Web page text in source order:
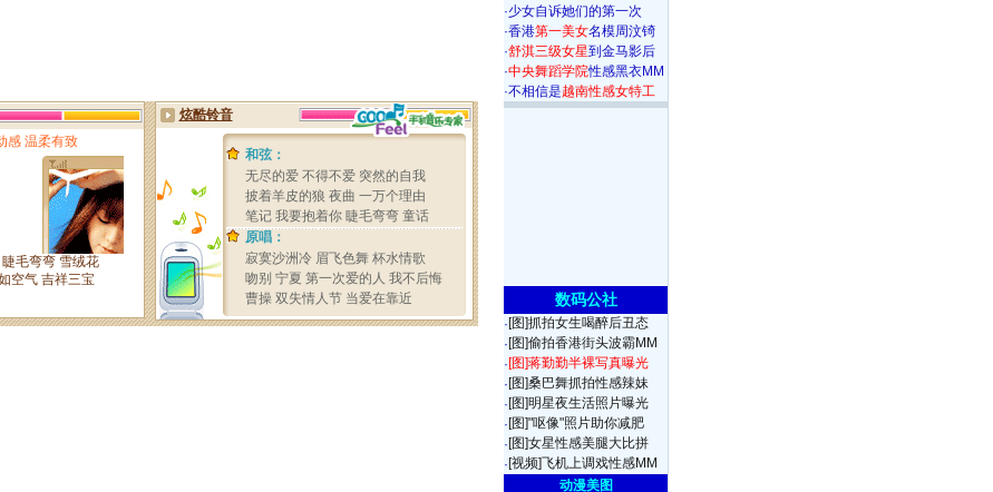
·少女自诉她们的第一次
·香港第一美女名模周汶锜
·舒淇三级女星到金马影后
·中央舞蹈学院性感黑衣MM
·不相信是越南性感女特工
数码公社
· [图]抓拍女生喝醉后丑态
· [图]偷拍香港街头波霸MM
·[图]蒋勤勤半裸写真曝光
· [图]桑巴舞抓拍性感辣妹
· [图]明星夜生活照片曝光
· [图]"呕像"照片助你减肥
· [图]女星性感美腿大比拼
· [视频]飞机上调戏性感MM
动漫美图